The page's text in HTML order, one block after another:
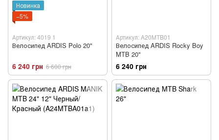
Новинка
−5%
Артикул: 4019 1
Велосипед ARDIS Polo 20"
6 240 грн 6 600 грн
Артикул: A20MTB01
Велосипед ARDIS Rocky Boy
MTB 20"
6 240 грн